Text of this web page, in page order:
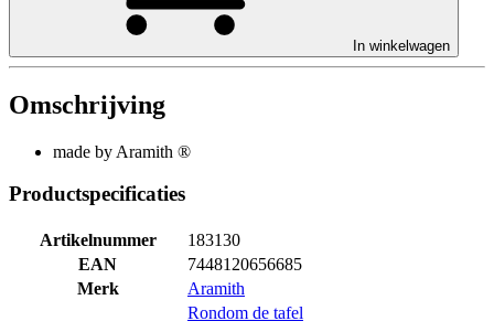
In winkelwagen
Omschrijving
made by Aramith ®
Productspecificaties
Artikelnummer
183130
EAN
7448120656685
Merk
Aramith
Rondom de tafel